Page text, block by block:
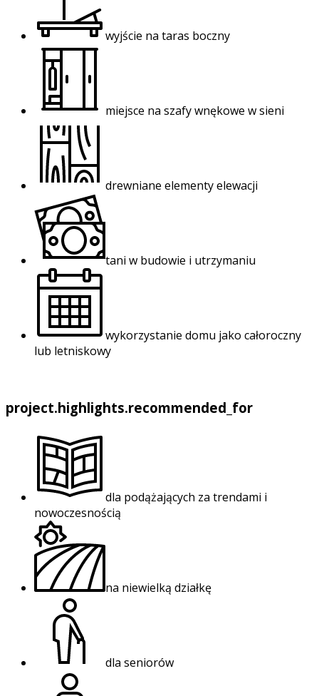
wyjście na taras boczny
miejsce na szafy wnękowe w sieni
drewniane elementy elewacji
tani w budowie i utrzymaniu
wykorzystanie domu jako całoroczny
lub letniskowy
project.highlights.recommended_for
dla podążających za trendami i
nowoczesnością
na niewielką działkę
dla seniorów